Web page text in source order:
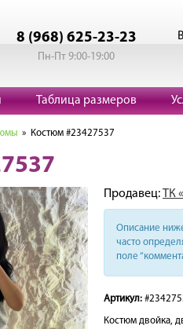
8 (968) 625-23-23
Пн-Пт 9:00-19:00
Таблица размеров
» Костюм #23427537
Продавец:ТК
Описание
часто
поле
Артикул:
Костюм двойка,